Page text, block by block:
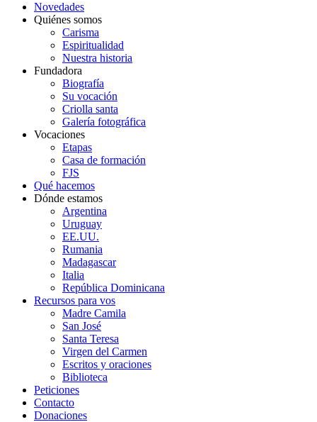
Novedades
Quiénes somos
Carisma
Espiritualidad
Nuestra historia
Fundadora
Biografía
Su vocación
Criolla santa
Galería fotográfica
Vocaciones
Etapas
Casa de formación
FJS
Qué hacemos
Dónde estamos
Argentina
Uruguay
EE.UU.
Rumania
Madagascar
Italia
República Dominicana
Recursos para vos
Madre Camila
San José
Santa Teresa
Virgen del Carmen
Escritos y oraciones
Biblioteca
Peticiones
Contacto
Donaciones